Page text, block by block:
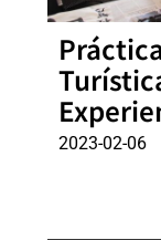
2023-02-06